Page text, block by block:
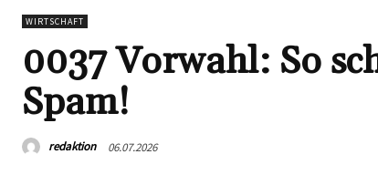
WIRTSCHAFT
0037 Vorwahl: So
Spam!
redaktion 06.07.2026